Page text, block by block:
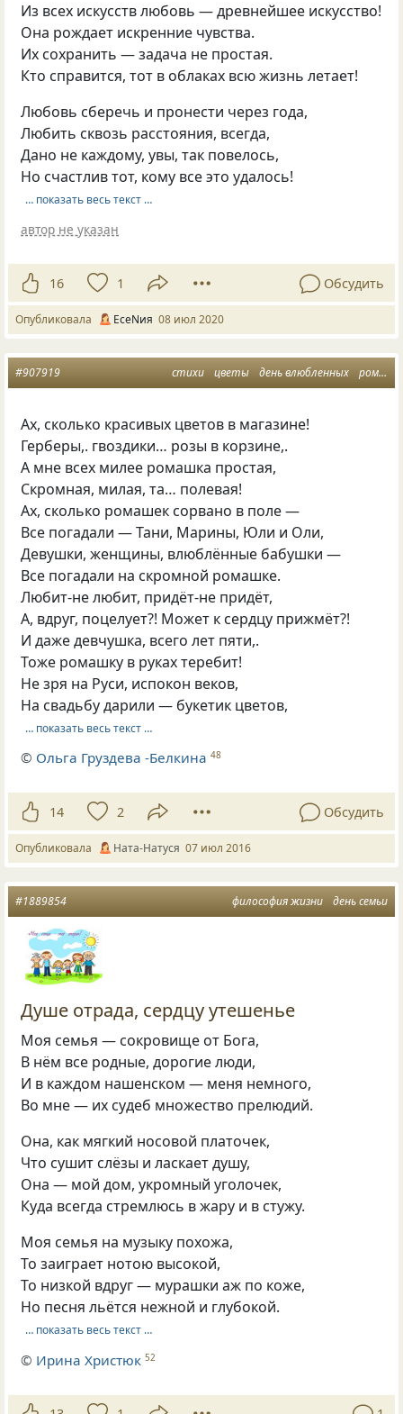
Из всех искусств любовь — древнейшее искусство!
Она рождает искренние чувства.
Их сохранить — задача не простая.
Кто справится, тот в облаках всю жизнь летает!
Любовь сберечь и пронести через года,
Любить сквозь расстояния, всегда,
Дано не каждому, увы, так повелось,
Но счастлив тот, кому все это удалось!
… показать весь текст …
автор не указан
16 1 Обсудить
Опубликовала ЕсеNия 08 июл 2020
стихи цветы день влюбленных ромашки
#907919
Ах, сколько красивых цветов в магазине!
Герберы,. гвоздики… розы в корзине,.
А мне всех милее ромашка простая,
Скромная, милая, та… полевая!
Ах, сколько ромашек сорвано в поле —
Все погадали — Тани, Марины, Юли и Оли,
Девушки, женщины, влюблённые бабушки —
Все погадали на скромной ромашке.
Любит-не любит, придёт-не придёт,
А, вдруг, поцелует?! Может к сердцу прижмёт?!
И даже девчушка, всего лет пяти,.
Тоже ромашку в руках теребит!
Не зря на Руси, испокон веков,
На свадьбу дарили — букетик цветов,
… показать весь текст …
© Ольга Груздева -Белкина 48
14 2 Обсудить
Опубликовала Ната-Натуся 07 июл 2016
философия жизни день семьи
#1889854
Душе отрада, сердцу утешенье
Моя семья — сокровище от Бога,
В нём все родные, дорогие люди,
И в каждом нашенском — меня немного,
Во мне — их судеб множество прелюдий.
Она, как мягкий носовой платочек,
Что сушит слёзы и ласкает душу,
Она — мой дом, укромный уголочек,
Куда всегда стремлюсь в жару и в стужу.
Моя семья на музыку похожа,
То заиграет нотою высокой,
То низкой вдруг — мурашки аж по коже,
Но песня льётся нежной и глубокой.
… показать весь текст …
© Ирина Христюк 52